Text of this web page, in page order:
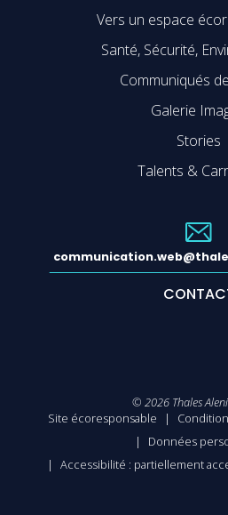
Vers un espace
Santé, Sécurité,
Communiqués
Galerie
Stories
Talents &
© 2026 Thales
Site écoresponsable
Données
Accessibilité : partiellement